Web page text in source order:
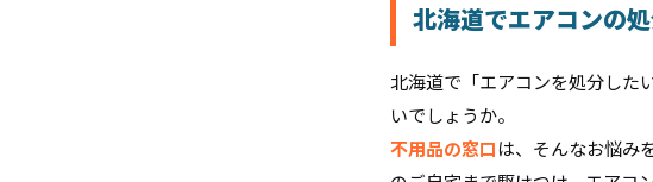
北海道でエアコンの
北海道で「エアコンを処分した
いでしょうか。
不用品の窓口は、そんなお悩み